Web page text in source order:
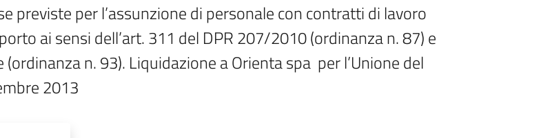
previste per l’assunzione di personale con contratti di lavoro
ai sensi dell’art. 311 del DPR 207/2010 (ordinanza n. 87) e
n. 93). Liquidazione a Orienta spa  per l’Unione del
2013